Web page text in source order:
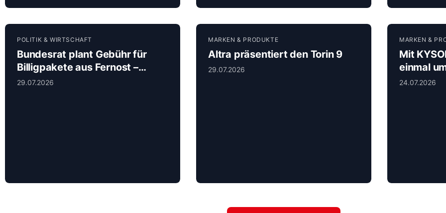
POLITIK & WIRTSCHAFT
Bundesrat plant Gebühr für
Billigpakete aus Fernost –
Signal für fairere
29.07.2026
MARKEN & PRODUKTE
Altra präsentiert den Torin 9
29.07.2026
MARKEN &
Mit
einmal
ersten
24.07.2026